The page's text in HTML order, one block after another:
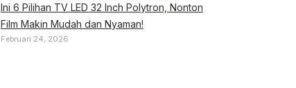
Ini 6 Pilihan TV LED 32 Inch Polytron, Nonton
Film Makin Mudah dan Nyaman!
Februari 24, 2026